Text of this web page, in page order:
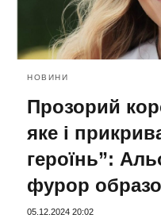
НОВИНИ
Прозорий
яке і
героїнь”:
фурор
05.12.2024 20:02